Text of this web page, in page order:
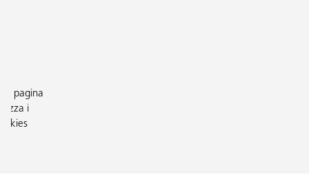
pagina
i